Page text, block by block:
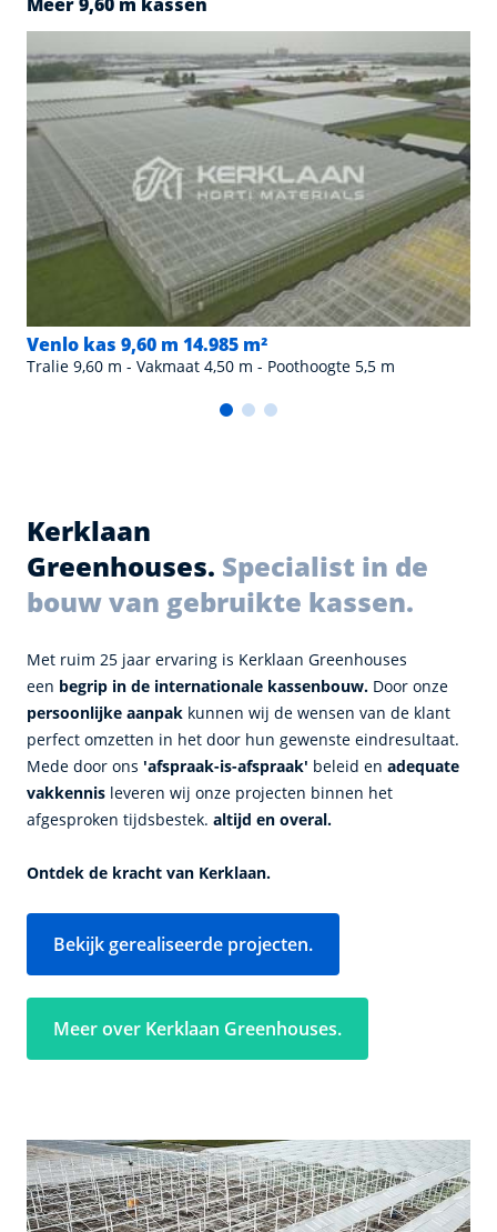
Venlo kas 9,60 m 14.985 m²
Tralie 9,60 m - Vakmaat 4,50 m - Poothoogte 5,5 m
Kerklaan
Greenhouses. Specialist in de
bouw van gebruikte kassen.
Met ruim 25 jaar ervaring is Kerklaan Greenhouses
een begrip in de internationale kassenbouw. Door onze
persoonlijke aanpak kunnen wij de wensen van de klant
perfect omzetten in het door hun gewenste eindresultaat.
Mede door ons 'afspraak-is-afspraak' beleid en adequate
vakkennis leveren wij onze projecten binnen het
afgesproken tijdsbestek. altijd en overal.
Ontdek de kracht van Kerklaan.
Bekijk gerealiseerde projecten.
Meer over Kerklaan Greenhouses.